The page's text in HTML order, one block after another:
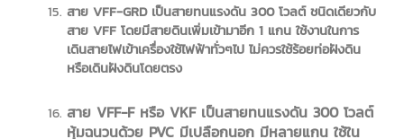
สาย VFF-GRD เป็นสายทนแรงดัน 300 โวลต์ ชนิดเดียวกับ
สาย VFF โดยมีสายดินเพิ่มเข้ามาอีก 1 แกน ใช้งานในการ
เดินสายไฟเข้าเครื่องใช้ไฟฟ้าทั่วๆไป ไม่ควรใช้ร้อยท่อฝังดิน
หรือเดินฝังดินโดยตรง
สาย VFF-F หรือ VKF เป็นสายทนแรงดัน 300 โวลต์
หุ้มฉนวนด้วย PVC มีเปลือกนอก มีหลายแกน ใช้ใน